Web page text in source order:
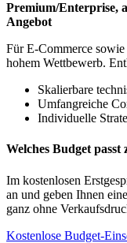
Premium/Enterprise,
Angebot
Für E-Commerce
hohem Wettbewerb.
Skalierbare
Umfangreiche
Individuelle
Welches Budget
Im kostenlosen
an und geben Ihnen
ganz ohne
Kostenlose Budget-